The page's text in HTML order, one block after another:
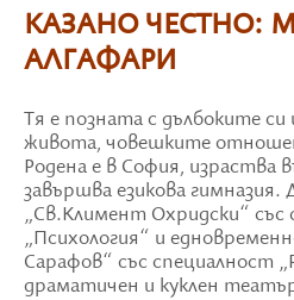
КАЗАНО ЧЕСТНО:
АЛГАФАРИ
Тя е позната с дълбоките си
живота, човешките
Родена е в София, израства
завършва езикова гимназия.
„Св.Климент Охридски“ със
„Психология“ и
Сарафов“ със специалност
драматичен и куклен